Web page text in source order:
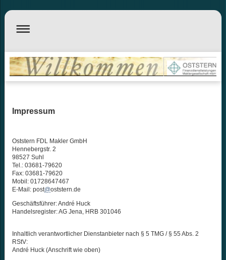
Impressum
Oststern FDL Makler GmbH
Hennebergstr. 2
98527 Suhl
Tel.: 03681-79620
Fax: 03681-79620
Mobil: 01728647467
E-Mail: post@oststern.de
Geschäftsführer: André Huck
Handelsregister: AG Jena, HRB 301046
Inhaltlich verantwortlicher Dienstanbieter nach § 5 TMG / § 55 Abs. 2
RStV:
André Huck (Anschrift wie oben)